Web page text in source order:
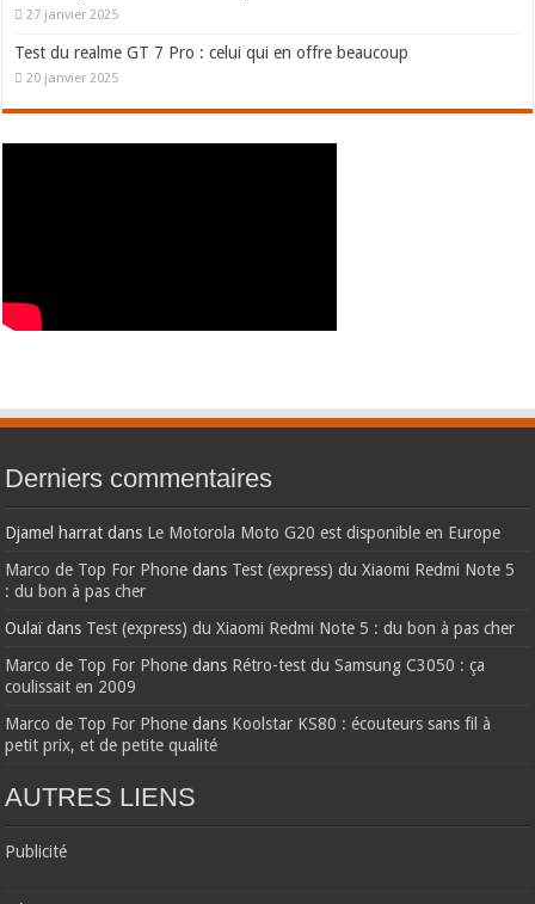
27 janvier 2025
Test du realme GT 7 Pro : celui qui en offre beaucoup
20 janvier 2025
Derniers commentaires
Djamel harrat dans Le Motorola Moto G20 est disponible en Europe
Marco de Top For Phone dans Test (express) du Xiaomi Redmi Note 5
: du bon à pas cher
Oulaïdans Test (express) du Xiaomi Redmi Note 5 : du bon à pas cher
Marco de Top For Phone dans Rétro-test du Samsung C3050 : ça
coulissait en 2009
Marco de Top For Phone dans Koolstar KS80 : écouteurs sans fil à
petit prix, et de petite qualité
AUTRES LIENS
Publicité